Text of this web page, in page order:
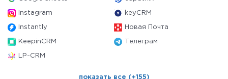
Instagram keyCRM
Instantly Новая Почта
KeepinCRM Телеграм
LP-CRM
показать все (+155)